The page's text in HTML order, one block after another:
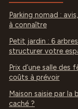
Parking nomad :
à connaître
Petit jardin : 6
structurer votre
Prix d’une salle
coûts à prévoir
Maison saisie par
caché ?